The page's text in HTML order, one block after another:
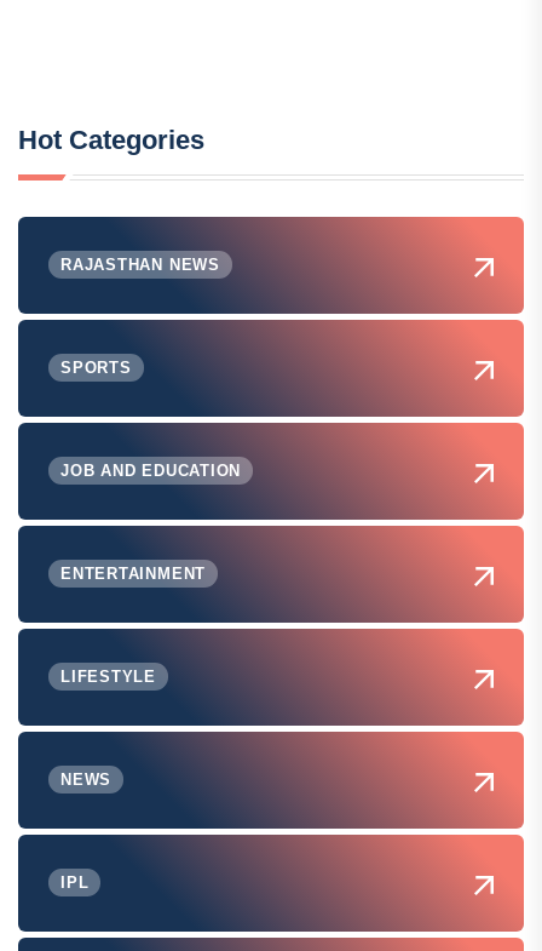
Hot Categories
RAJASTHAN NEWS
SPORTS
JOB AND EDUCATION
ENTERTAINMENT
LIFESTYLE
NEWS
IPL